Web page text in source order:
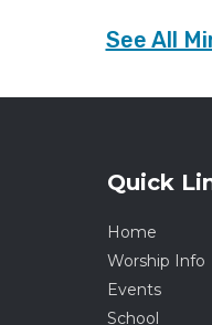
See All
Quick
Home
Worship Info
Events
School